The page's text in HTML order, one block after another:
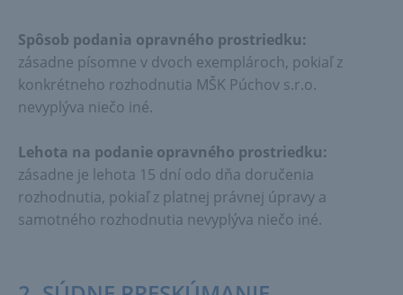
Spôsob podania opravného prostriedku:
zásadne písomne v dvoch exemplároch, pokiaľ z
konkrétneho rozhodnutia MŠK Púchov s.r.o.
nevyplýva niečo iné.
Lehota na podanie opravného prostriedku:
zásadne je lehota 15 dní odo dňa doručenia
rozhodnutia, pokiaľ z platnej právnej úpravy a
samotného rozhodnutia nevyplýva niečo iné.